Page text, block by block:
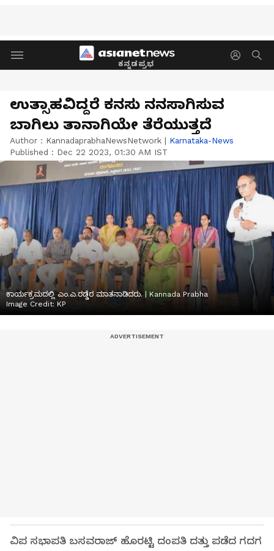
ಕನ್ನಡಪ್ರಭ
ಉತ್ಸಾಹವಿದ್ದರೆ ಕನಸು ನನಸಾಗಿಸುವ
ಬಾಗಿಲು ತಾನಾಗಿಯೇ ತೆರೆಯುತ್ತದೆ
Author : KannadaprabhaNewsNetwork | Karnataka-News
Published : Dec 22 2023, 01:30 AM IST
ಕಾರ್ಯಕ್ರಮದಲ್ಲಿ ಎಂ.ಎ.ರಡ್ಡೆರ ಮಾತನಾಡಿದರು. | Kannada Prabha
Image Credit: KP
ವಿಪ ಸಭಾಪತಿ ಬಸವರಾಜ್ ಹೊರಟ್ಟಿ ದಂಪತಿ ದತ್ತು ಪಡೆದ ಗದಗ